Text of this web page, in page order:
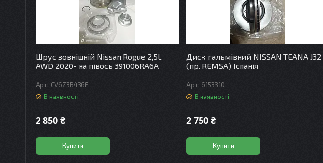
Шрус зовнішній Nissan Rogue 2,5L
AWD 2020- на півось 391006RA6A
CV6Z3B436E
В наявності
2 850 ₴
Купити
Диск гальмівний NISSAN TEANA J32
(пр. REMSA) Іспанія
6153310
В наявності
2 750 ₴
Купити